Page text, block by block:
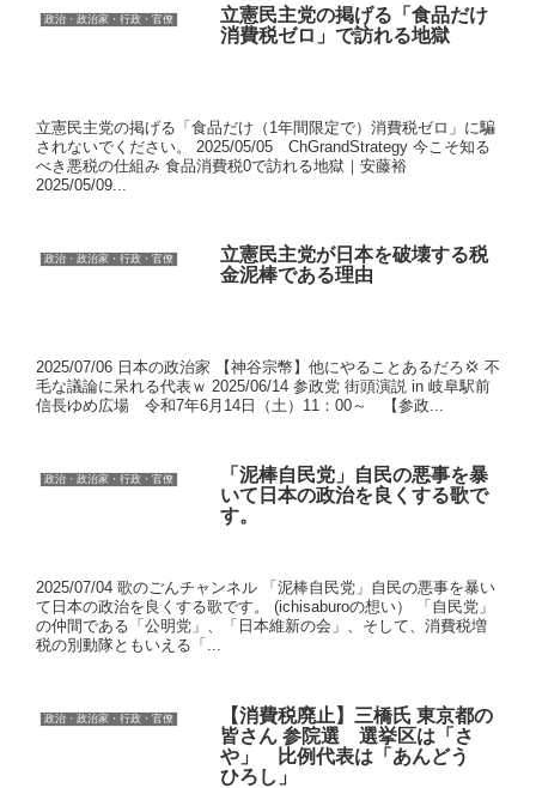
政治・政治家・行政・官僚
立憲民主党の掲げる「食品だけ
消費税ゼロ」で訪れる地獄
立憲民主党の掲げる「食品だけ（1年間限定で）消費税ゼロ」に騙
されないでください。 2025/05/05 ChGrandStrategy 今こそ知る
べき悪税の仕組み 食品消費税0で訪れる地獄｜安藤裕
2025/05/09...
政治・政治家・行政・官僚
立憲民主党が日本を破壊する税
金泥棒である理由
2025/07/06 日本の政治家 【神谷宗幣】他にやることあるだろ💢 不
毛な議論に呆れる代表ｗ 2025/06/14 参政党 街頭演説 in 岐阜駅前
信長ゆめ広場 令和7年6月14日（土）11：00～ 【参政...
政治・政治家・行政・官僚
「泥棒自民党」自民の悪事を暴
いて日本の政治を良くする歌で
す。
2025/07/04 歌のごんチャンネル 「泥棒自民党」自民の悪事を暴い
て日本の政治を良くする歌です。 (ichisaburoの想い） 「自民党」
の仲間である「公明党」、「日本維新の会」、そして、消費税増
税の別動隊ともいえる「...
政治・政治家・行政・官僚
【消費税廃止】三橋氏 東京都の
皆さん 参院選 選挙区は「さ
や」 比例代表は「あんどう
ひろし」